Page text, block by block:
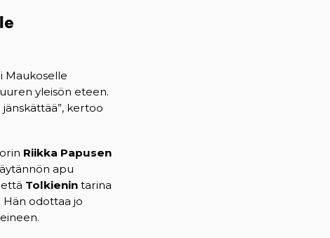
Maukoselle
yleisön eteen.
kertoo
Riikka Papusen
apu
Tolkienin tarina
odottaa jo